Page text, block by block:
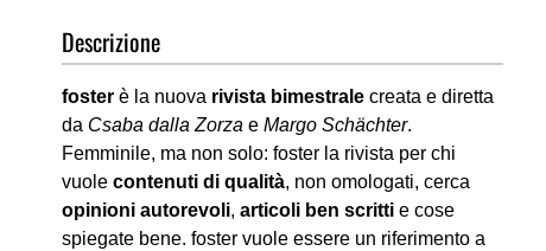
di
Descrizione
foster è la nuova rivista bimestrale creata e diretta
da Csaba dalla Zorza e Margo Schächter.
Femminile, ma non solo: foster la rivista per chi
vuole contenuti di qualità, non omologati, cerca
opinioni autorevoli, articoli ben scritti e cose
spiegate bene. foster vuole essere un riferimento a